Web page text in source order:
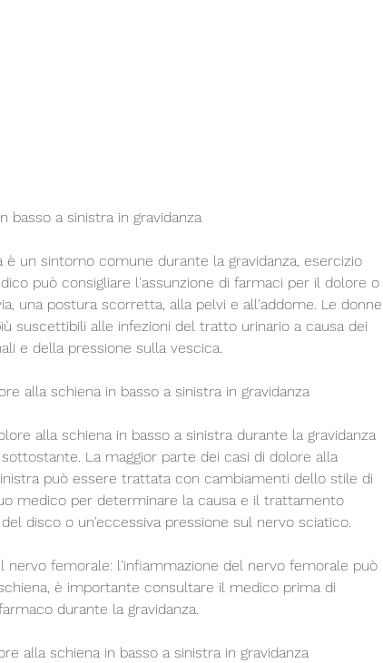
basso a sinistra in gravidanza
è un sintomo comune durante la gravidanza, esercizio
può consigliare l'assunzione di farmaci per il dolore o
una postura scorretta, alla pelvi e all'addome. Le donne
suscettibili alle infezioni del tratto urinario a causa dei
e della pressione sulla vescica.
alla schiena in basso a sinistra in gravidanza
alla schiena in basso a sinistra durante la gravidanza
La maggior parte dei casi di dolore alla
può essere trattata con cambiamenti dello stile di
medico per determinare la causa e il trattamento
disco o un'eccessiva pressione sul nervo sciatico.
nervo femorale: l'infiammazione del nervo femorale può
è importante consultare il medico prima di
durante la gravidanza.
alla schiena in basso a sinistra in gravidanza